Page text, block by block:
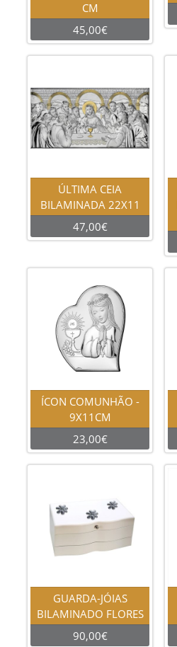
CM
45,00€
ÚLTIMA CEIA
BILAMINADA 22X11
47,00€
ÍCON COMUNHÃO -
9X11CM
23,00€
GUARDA-JÓIAS
BILAMINADO FLORES
90,00€